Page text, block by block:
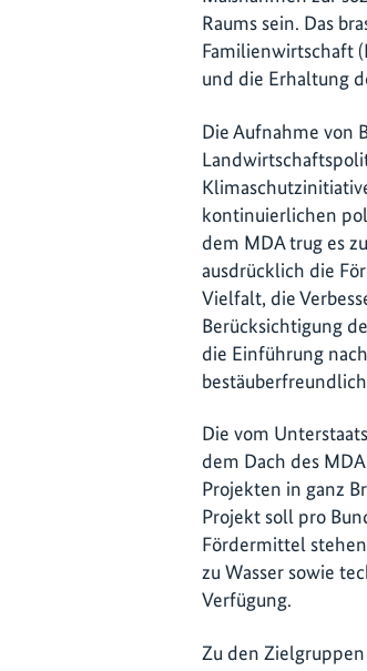
Raums sein. Das
Familienwirtschaft
und die Erhaltung
Die Aufnahme von
kontinuierlichen
dem MDA trug es
ausdrücklich die
Vielfalt, die
Berücksichtigung
die Einführung
Die vom
dem Dach des
Projekten in ganz
Projekt soll pro
Fördermittel
zu Wasser sowie
Verfügung.
Zu den